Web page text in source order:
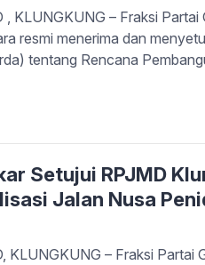
KLUNGKUNG – Fraksi Partai
resmi menerima dan
tentang Rencana
Semesta Berencana
menjadi Peraturan
SS., MAP, saat
Selasa […]
Setujui RPJMD
Jalan Nusa
KLUNGKUNG – Fraksi Partai